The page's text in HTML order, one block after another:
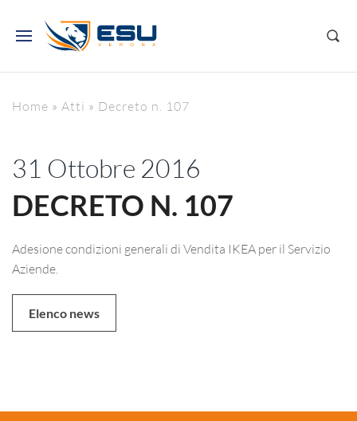
Home » Atti » Decreto n. 107
31 Ottobre 2016
DECRETO N. 107
Adesione condizioni generali di Vendita IKEA per il Servizio
Aziende.
Elenco news